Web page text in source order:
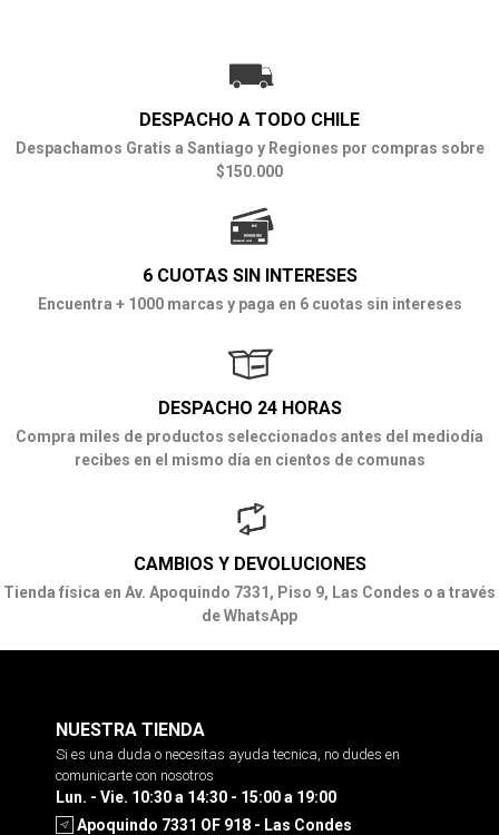
DESPACHO A TODO CHILE
Despachamos Gratis a Santiago y Regiones por compras sobre
$150.000
6 CUOTAS SIN INTERESES
Encuentra + 1000 marcas y paga en 6 cuotas sin intereses
DESPACHO 24 HORAS
Compra miles de productos seleccionados antes del mediodía
recibes en el mismo día en cientos de comunas
CAMBIOS Y DEVOLUCIONES
Tienda física en Av. Apoquindo 7331, Piso 9, Las Condes o a través
de WhatsApp
NUESTRA TIENDA
Si es una duda o necesitas ayuda tecnica, no dudes en
comunicarte con nosotros
Lun. - Vie. 10:30 a 14:30 - 15:00 a 19:00
Apoquindo 7331 OF 918 - Las Condes